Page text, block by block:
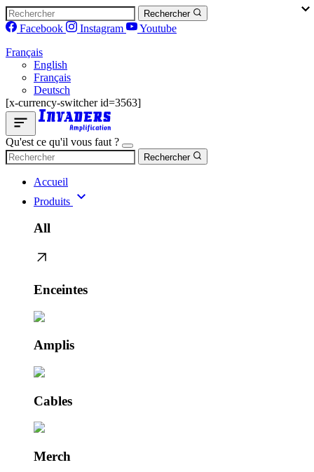
Rechercher
Facebook Instagram
Youtube
Français
English
Français
Deutsch
[x-currency-switcher id=3563]
Qu'est ce qu'il vous faut ?
Rechercher
Accueil
Produits
All
Enceintes
Amplis
Cables
Merch